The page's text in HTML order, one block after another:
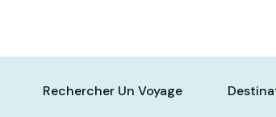
Rechercher Un Voyage